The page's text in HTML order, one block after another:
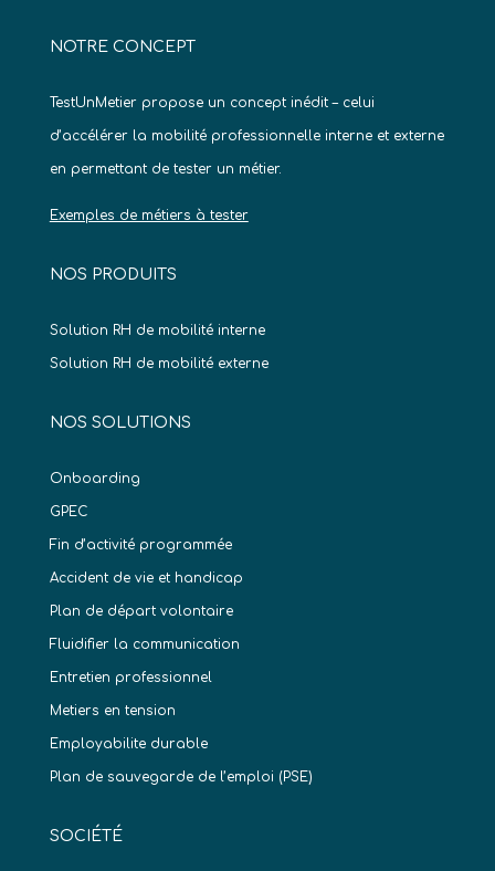
NOTRE CONCEPT
TestUnMetier propose un concept inédit – celui
d’accélérer la mobilité professionnelle interne et externe
en permettant de tester un métier.
Exemples de métiers à tester
NOS PRODUITS
Solution RH de mobilité interne
Solution RH de mobilité externe
NOS SOLUTIONS
Onboarding
GPEC
Fin d’activité programmée
Accident de vie et handicap
Plan de départ volontaire
Fluidifier la communication
Entretien professionnel
Metiers en tension
Employabilite durable
Plan de sauvegarde de l’emploi (PSE)
SOCIÉTÉ